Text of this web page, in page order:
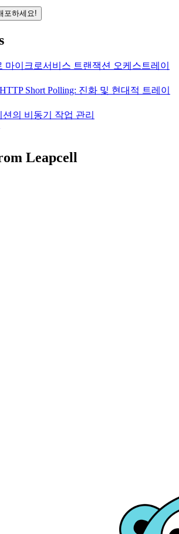
포하세요!
마이크로서비스 트랜잭션 오케스트레이
Short Polling: 진화 및 현대적 트레이
의 비동기 작업 관리
Leapcell